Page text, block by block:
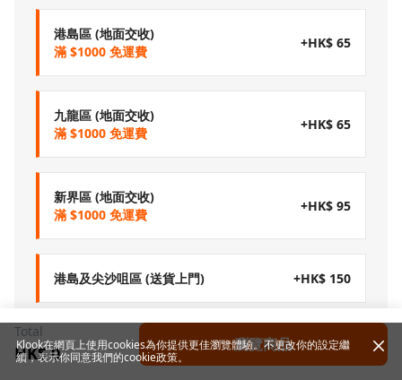
港島區 (地面交收)
滿 $1000 免運費
+HK$ 65
九龍區 (地面交收)
滿 $1000 免運費
+HK$ 65
新界區 (地面交收)
滿 $1000 免運費
+HK$ 95
港島及尖沙咀區 (送貨上門) +HK$ 150
九龍區 (送貨上門) +HK$ 215
Total
HK$ 0 瀏覽商品
Klook在網頁上使用cookies為你提供更佳瀏覽體驗。不更改你的設定繼
續，表示你同意我們的cookie政策。